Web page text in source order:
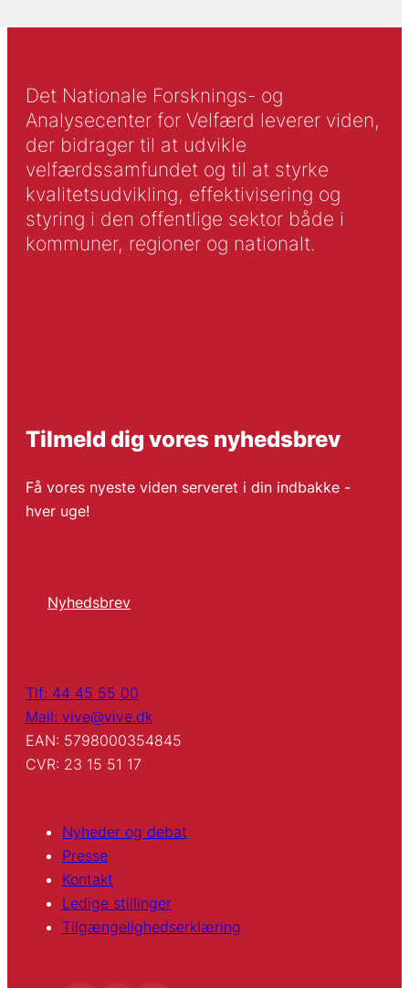
Det Nationale Forsknings- og
Analysecenter for Velfærd leverer viden,
der bidrager til at udvikle
velfærdssamfundet og til at styrke
kvalitetsudvikling, effektivisering og
styring i den offentlige sektor både i
kommuner, regioner og nationalt.
Tilmeld dig vores nyhedsbrev
Få vores nyeste viden serveret i din indbakke -
hver uge!
Nyhedsbrev
Tlf: 44 45 55 00
Mail: vive@vive.dk
EAN: 5798000354845
CVR: 23 15 51 17
Nyheder og debat
Presse
Kontakt
Ledige stillinger
Tilgængelighedserklæring